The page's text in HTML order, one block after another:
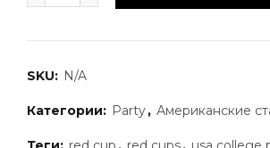
SKU: N/A
Категории: Party, Американские